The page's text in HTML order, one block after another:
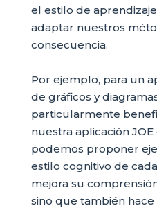
el estilo de
adaptar nuestros
consecuencia.
Por ejemplo, para un
de gráficos y
particularmente
nuestra aplicación
podemos proponer
estilo cognitivo de
mejora su
sino que también